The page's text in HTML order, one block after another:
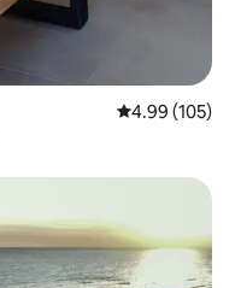
Meánrátáil
4.99 (105)